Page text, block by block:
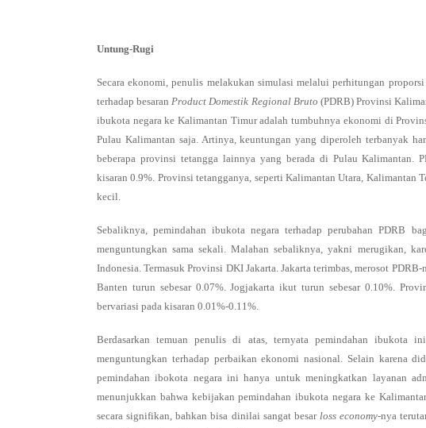
Untung-Rugi
Secara ekonomi, penulis melakukan simulasi melalui perhitungan
terhadap besaranProduct Domestik Regional Bruto (PDRB) Provinsi
ibukota negara ke Kalimantan Timur adalah tumbuhnya ekonomi di
Pulau Kalimantan saja. Artinya, keuntungan yang diperoleh terbanyak
beberapa provinsi tetangga lainnya yang berada di Pulau Kalimantan.
kisaran 0.9%. Provinsi tetangganya, seperti Kalimantan Utara, Kalimantan
kecil.
Sebaliknya, pemindahan ibukota negara terhadap perubahan PDRB
menguntungkan sama sekali. Malahan sebaliknya, yakni merugikan,
Indonesia. Termasuk Provinsi DKI Jakarta. Jakarta terimbas, merosot
Banten turun sebesar 0.07%. Jogjakarta ikut turun sebesar 0.10%.
bervariasi pada kisaran 0.01%-0.11%.
Berdasarkan temuan penulis di atas, ternyata pemindahan ibukota
menguntungkan terhadap perbaikan ekonomi nasional. Selain karena
pemindahan ibokota negara ini hanya untuk meningkatkan layanan
menunjukkan bahwa kebijakan pemindahan ibukota negara ke
secara signifikan, bahkan bisa dinilai sangat besar loss economy-nya